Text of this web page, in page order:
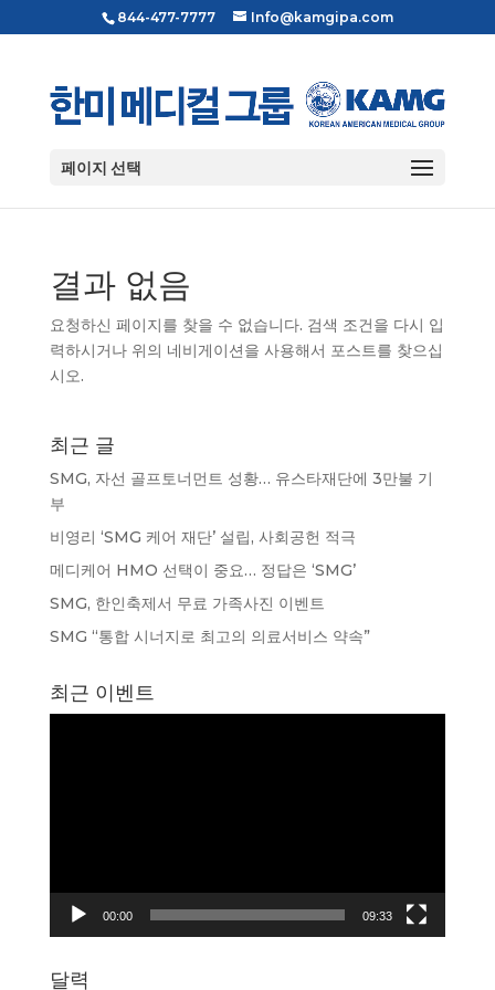
844-477-7777 Info@kamgipa.com
페이지 선택
결과 없음
요청하신 페이지를 찾을 수 없습니다. 검색 조건을 다시 입
력하시거나 위의 네비게이션을 사용해서 포스트를 찾으십
시오.
최근 글
SMG, 자선 골프토너먼트 성황… 유스타재단에 3만불 기
부
비영리 ‘SMG 케어 재단’ 설립, 사회공헌 적극
메디케어 HMO 선택이 중요… 정답은 ‘SMG’
SMG, 한인축제서 무료 가족사진 이벤트
SMG “통합 시너지로 최고의 의료서비스 약속”
최근 이벤트
00:00 09:33
달력